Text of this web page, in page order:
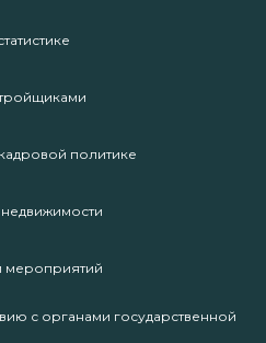
политике
мероприятий
с органами государственной